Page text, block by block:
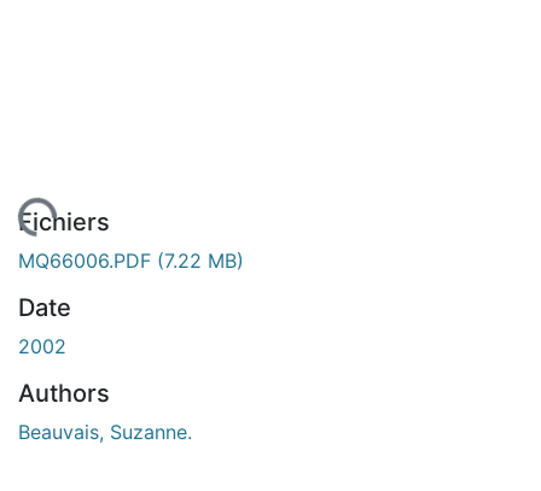
Fichiers
MQ66006.PDF (7.22 MB)
Date
2002
Authors
Beauvais, Suzanne.